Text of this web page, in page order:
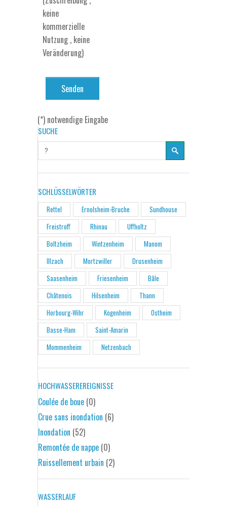
keine
kommerzielle
Nutzung , keine
Veränderung)
(*) notwendige Eingabe
SUCHE
SCHLÜSSELWÖRTER
Rettel Ernolsheim-Bruche
Sundhouse
Freistroff
Rhinau
Uffholtz
Boltzheim
Wintzenheim
Manom
Illzach
Mortzwiller
Drusenheim
Saasenheim
Friesenheim
Bâle
Châtenois
Hilsenheim
Thann
Horbourg-Wihr
Kogenheim
Ostheim
Basse-Ham
Saint-Amarin
Mommenheim
Netzenbach
HOCHWASSEREREIGNISSE
Coulée de boue (0)
Crue sans inondation (6)
Inondation (52)
Remontée de nappe (0)
Ruissellement urbain (2)
WASSERLAUF